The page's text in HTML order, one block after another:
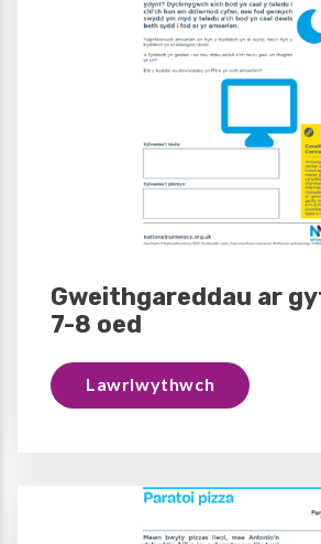
Gweithgareddau ar
7-8 oed
Lawrlwythwch